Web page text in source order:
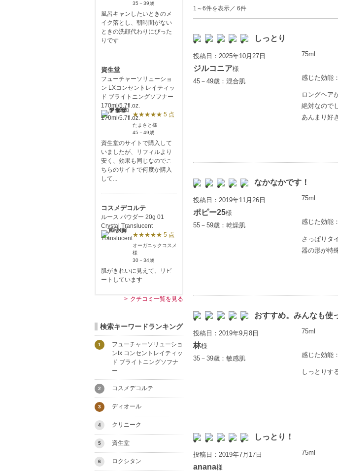
1～6件を表示／ 6件
しっとり
投稿日：2025年10月27日
ジルコニア様
45－49歳：混合肌
75ml
感じた効能：
ロングヘア
絶対なので
あんまり好
なかなかです！
投稿日：2019年11月26日
ポピー25様
55－59歳：乾燥肌
75ml
感じた効能：
さっぱりタ
器の形が特
おすすめ。みんなも使
投稿日：2019年9月8日
林様
35－39歳：敏感肌
75ml
感じた効能：
しっとりす
しっとり！
投稿日：2019年7月17日
anana様
75ml
35－39歳
風呂キャンしたいときのメ
イク落とし、朝時間がない
ときの洗顔代わりにぴった
りです
資生堂
フューチャーソリューショ
ン LXコンセントレイティッ
ド ブライトニングソフナー
170ml/5.7fl.oz.
★★★★★ 5 点
たまさと様
45－49歳
資生堂のサイトで購入して
いましたが、リフィルより
安く、効果も同じなのでこ
ちらのサイトで何度か購入
して...
コスメデコルテ
ルース パウダー 20g 01
Crystal Translucent
★★★★★ 5 点
オーガニックコスメ
様
30－34歳
肌がきれいに見えて、リピ
ートしています
クチコミ一覧を見る
検索キーワードランキング
1
フューチャーソリューショ
ンlx コンセントレイティッ
ド ブライトニングソフナ
ー
2 コスメデコルテ
3 ディオール
4 クリニーク
5 資生堂
6 ロクシタン